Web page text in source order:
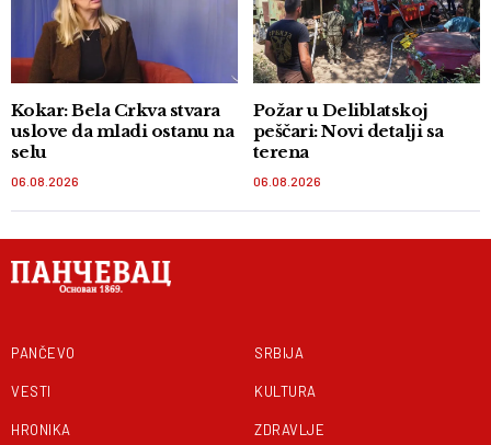
Kokar: Bela Crkva stvara
uslove da mladi ostanu na
selu
06.08.2026
Požar u Deliblatskoj
peščari: Novi detalji sa
terena
06.08.2026
PANČEVO
VESTI
HRONIKA
SRBIJA
KULTURA
ZDRAVLJE